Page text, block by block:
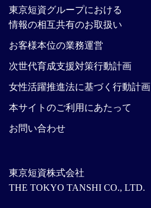
東京短資株式会社
THE TOKYO TANSHI CO., LTD.
東京短資グループにおける
情報の相互共有のお取扱い
お客様本位の業務運営
次世代育成支援対策行動計画
女性活躍推進法に基づく行動計画
本サイトのご利用にあたって
お問い合わせ